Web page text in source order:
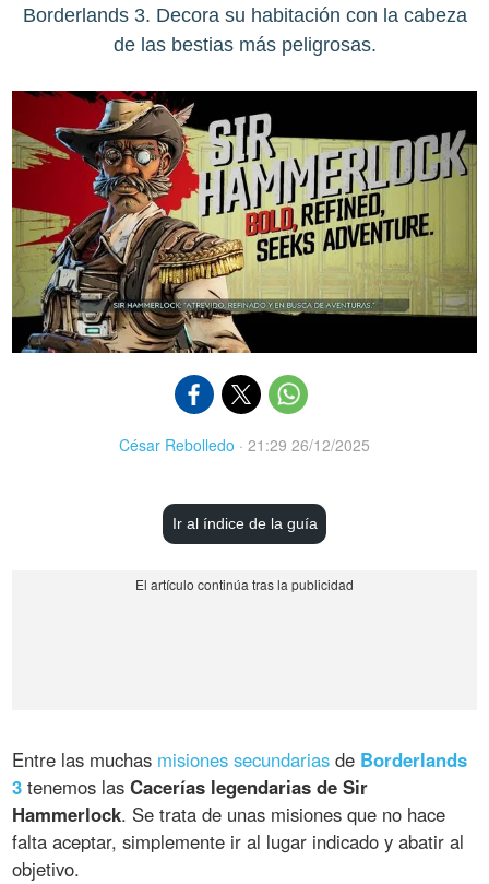
Borderlands 3. Decora su habitación con la cabeza
de las bestias más peligrosas.
César Rebolledo · 21:29 26/12/2025
Ir al índice de la guía
Entre las muchas misiones secundarias de Borderlands
3 tenemos lasCacerías legendarias de Sir
Hammerlock. Se trata de unas misiones que no hace
falta aceptar, simplemente ir al lugar indicado y abatir al
objetivo.